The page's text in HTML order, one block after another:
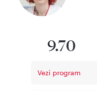
9.70
Vezi program